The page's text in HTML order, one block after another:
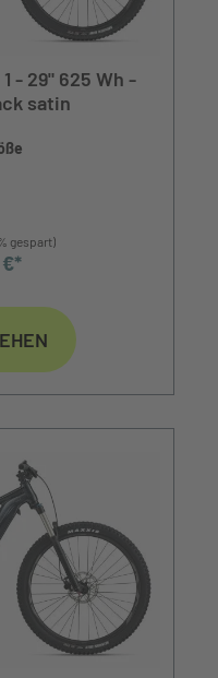
1 - 29" 625 Wh -
satin
gespart)
€*